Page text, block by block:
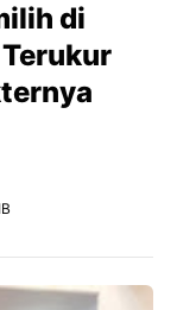
di